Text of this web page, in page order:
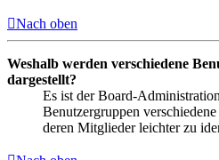
Nach oben
Weshalb werden verschiedene
dargestellt?
Es ist der Board-
Benutzergruppen
deren Mitglieder leichter zu